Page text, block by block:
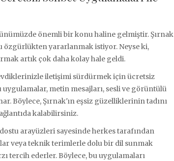
önemli bir konu haline gelmiştir. Şırnak
özgürlükten yararlanmak istiyor. Neyse ki,
artık çok daha kolay hale geldi.
iletişimi sürdürmek için ücretsiz
metin mesajları, sesli ve görüntülü
Böylece, Şırnak'ın eşsiz güzelliklerinin tadını
kalabilirsiniz.
arayüzleri sayesinde herkes tarafından
veya teknik terimlerle dolu bir dil sunmak
tercih ederler. Böylece, bu uygulamaları